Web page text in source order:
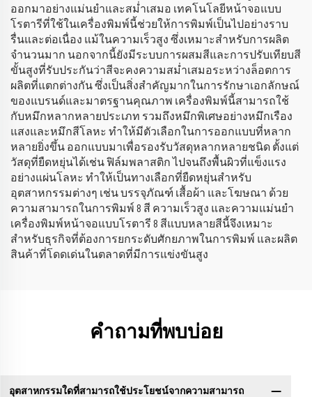
ออกมาอย่างแม่นยำและสม่ำเสมอ เทคโนโลยีหน้าจอแบบ
โรตารีที่ใช้ในเครื่องพิมพ์นี้ช่วยให้การพิมพ์เป็นไปอย่างราบ
รื่นและต่อเนื่อง แม้ในความเร็วสูง ซึ่งเหมาะสำหรับการผลิต
จำนวนมาก นอกจากนี้ยังมีระบบการผสมสีและการปรับเทียบสี
ขั้นสูงที่รับประกันว่าสีจะคงความสม่ำเสมอระหว่างล็อตการ
ผลิตที่แตกต่างกัน ซึ่งเป็นสิ่งสำคัญมากในการรักษาเอกลักษณ์
ของแบรนด์และมาตรฐานคุณภาพ เครื่องพิมพ์นี้สามารถใช้
กับหมึกหลากหลายประเภท รวมถึงหมึกพิเศษอย่างหมึกเรือง
แสงและหมึกสีโลหะ ทำให้มีตัวเลือกในการออกแบบที่หลาก
หลายยิ่งขึ้น ออกแบบมาเพื่อรองรับวัสดุหลากหลายชนิด ตั้งแต่
วัสดุที่ยืดหยุ่นได้เช่น ฟิล์มพลาสติก ไปจนถึงพื้นผิวที่แข็งแรง
อย่างแผ่นโลหะ ทำให้เป็นทางเลือกที่ยืดหยุ่นสำหรับ
อุตสาหกรรมต่างๆ เช่น บรรจุภัณฑ์ เสื้อผ้า และโฆษณา ด้วย
ความสามารถในการพิมพ์ 8 สี ความเร็วสูง และความแม่นยำ
เครื่องพิมพ์หน้าจอแบบโรตารี 8 สีแบบหลายสีนี้จึงเหมาะ
สำหรับธุรกิจที่ต้องการยกระดับศักยภาพในการพิมพ์ และผลิต
สินค้าที่โดดเด่นในตลาดที่มีการแข่งขันสูง
คำถามที่พบบ่อย
อุตสาหกรรมใดที่สามารถใช้ประโยชน์จากความสามารถ